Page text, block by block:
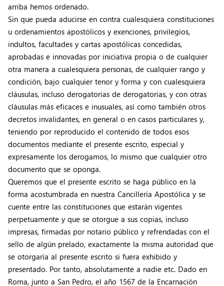
arriba hemos ordenado.
Sin que pueda aducirse en contra cualesquiera constituciones
u ordenamientos apostólicos y exenciones, privilegios,
indultos, facultades y cartas apostólicas concedidas,
aprobadas e innovadas por iniciativa propia o de cualquier
otra manera a cualesquiera personas, de cualquier rango y
condición, bajo cualquier tenor y forma y con cualesquiera
cláusulas, incluso derogatorias de derogatorias, y con otras
cláusulas más eficaces e inusuales, así como también otros
decretos invalidantes, en general o en casos particulares y,
teniendo por reproducido el contenido de todos esos
documentos mediante el presente escrito, especial y
expresamente los derogamos, lo mismo que cualquier otro
documento que se oponga.
Queremos que el presente escrito se haga público en la
forma acostumbrada en nuestra Cancillería Apostólica y se
cuente entre las constituciones que estarán vigentes
perpetuamente y que se otorgue a sus copias, incluso
impresas, firmadas por notario público y refrendadas con el
sello de algún prelado, exactamente la misma autoridad que
se otorgaría al presente escrito si fuera exhibido y
presentado. Por tanto, absolutamente a nadie etc. Dado en
Roma, junto a San Pedro, el año 1567 de la Encarnación